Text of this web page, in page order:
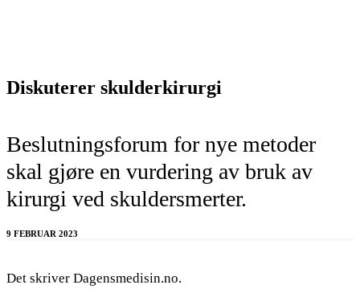
Diskuterer skulderkirurgi
Beslutningsforum for nye metoder
skal gjøre en vurdering av bruk av
kirurgi ved skuldersmerter.
9 FEBRUAR 2023
Det skriver Dagensmedisin.no.